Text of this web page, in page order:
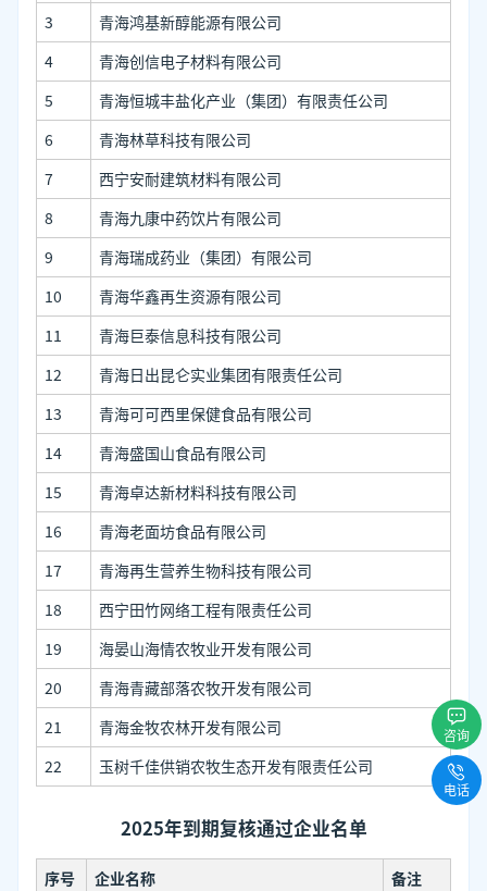
3
青海鸿基新醇能源有限公司
4
青海创信电子材料有限公司
5
青海恒城丰盐化产业（集团）有限责任公司
6
青海林草科技有限公司
7
西宁安耐建筑材料有限公司
8
青海九康中药饮片有限公司
9
青海瑞成药业（集团）有限公司
10
青海华鑫再生资源有限公司
11
青海巨泰信息科技有限公司
12
青海日出昆仑实业集团有限责任公司
13
青海可可西里保健食品有限公司
14
青海盛国山食品有限公司
15
青海卓达新材料科技有限公司
16
青海老面坊食品有限公司
17
青海再生营养生物科技有限公司
18
西宁田竹网络工程有限责任公司
19
海晏山海情农牧业开发有限公司
20
青海青藏部落农牧开发有限公司
21
青海金牧农林开发有限公司
22
玉树千佳供销农牧生态开发有限责任公司
2025年到期复核通过企业名单
序号 企业名称
备注
咨询
电话